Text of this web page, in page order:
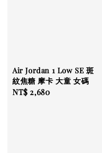
Air Jordan 1 Low SE 斑
紋焦糖 摩卡 大童 女碼
Regular
NT$ 2,680